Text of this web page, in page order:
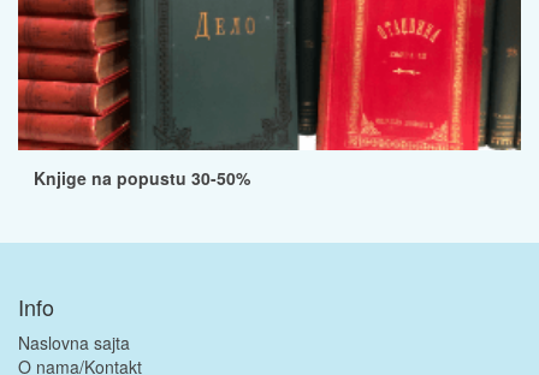
Knjige na popustu 30-50%
Info
Naslovna sajta
O nama/Kontakt